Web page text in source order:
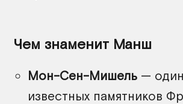
Чем знаменит Манш
Мон-Сен-Мишель —
известных памятников